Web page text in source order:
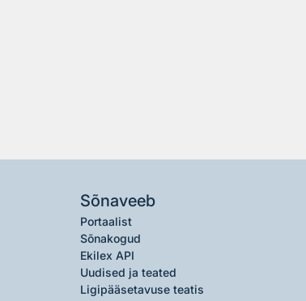
Sõnaveeb
Portaalist
Sõnakogud
Ekilex API
Uudised ja teated
Ligipääsetavuse teatis